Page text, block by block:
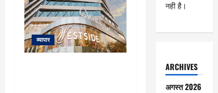
व्यापार
नही है।
ARCHIVES
अगस्त 2026